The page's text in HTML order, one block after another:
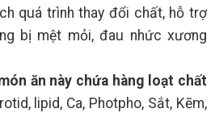
quá trình thay đổi chất, hỗ trợ
bị mệt mỏi, đau nhức xương
ăn này chứa hàng loạt chất
lipid, Ca, Photpho, Sắt, Kẽm,